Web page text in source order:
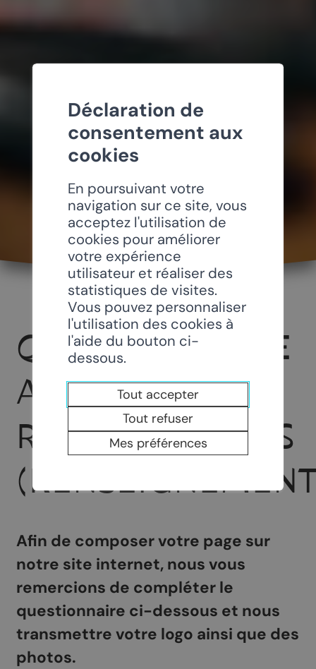
QUESTIONNAIRE
AUX
RESTAURATEURS
Afin de composer votre page sur
notre site internet, nous vous
remercions de compléter le
questionnaire ci-dessous et nous
transmettre votre logo ainsi que des
photos.
Déclaration de
consentement aux
cookies
En poursuivant votre
navigation sur ce site, vous
acceptez l'utilisation de
cookies pour améliorer
votre expérience
utilisateur et réaliser des
statistiques de visites.
Vous pouvez personnaliser
l'utilisation des cookies à
l'aide du bouton ci-
dessous.
Tout accepter
Tout refuser
Mes préférences